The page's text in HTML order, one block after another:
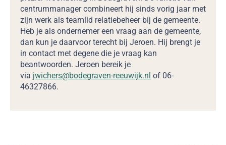
centrummanager combineert hij sinds vorig jaar met
zijn werk als teamlid relatiebeheer bij de gemeente.
Heb je als ondernemer een vraag aan de gemeente,
dan kun je daarvoor terecht bij Jeroen. Hij brengt je
in contact met degene die je vraag kan
beantwoorden. Jeroen bereik je
via jwichers@bodegraven-reeuwijk.nl of 06-
46327866.